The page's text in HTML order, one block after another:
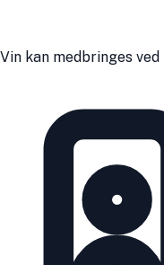
Vin kan medbringes